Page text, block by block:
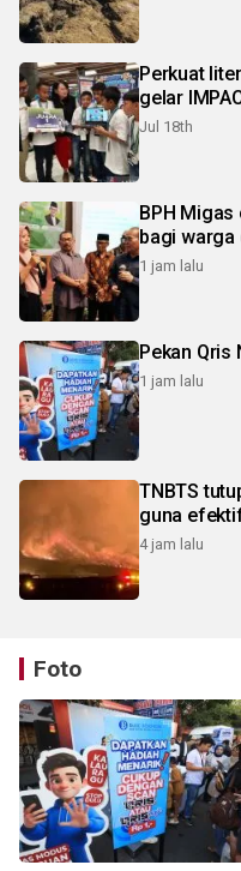
Perkuat
gelar
Jul 18th
BPH
bagi
1 jam lalu
Pekan Qris
1 jam lalu
TNBTS
guna
4 jam lalu
Foto